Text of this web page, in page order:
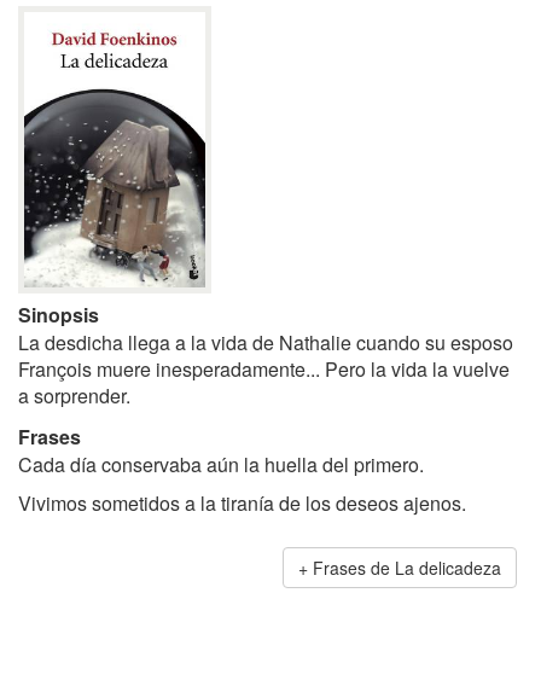
Sinopsis
La desdicha llega a la vida de Nathalie cuando su esposo
François muere inesperadamente... Pero la vida la vuelve
a sorprender.
Frases
Cada día conservaba aún la huella del primero.
Vivimos sometidos a la tiranía de los deseos ajenos.
Frases de La delicadeza